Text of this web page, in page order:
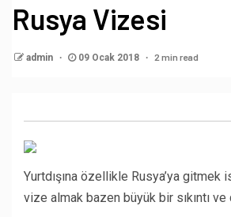
Rusya Vizesi
admin 09 Ocak 2018 2 min read
Yurtdışına özellikle Rusya’ya gitmek
vize almak bazen büyük bir sıkıntı ve